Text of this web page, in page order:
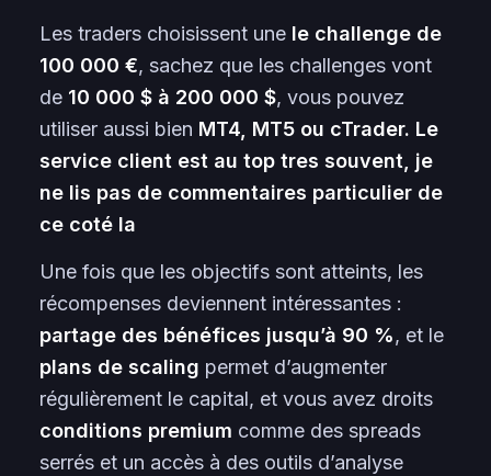
Les traders choisissent une le challenge de
100 000 €, sachez que les challenges vont
de 10 000 $ à 200 000 $, vous pouvez
utiliser aussi bien MT4, MT5 ou cTrader. Le
service client est au top tres souvent, je
ne lis pas de commentaires particulier de
ce coté la
Une fois que les objectifs sont atteints, les
récompenses deviennent intéressantes :
partage des bénéfices jusqu’à 90 %, et le
plans de scaling permet d’augmenter
régulièrement le capital, et vous avez droits
conditions premium comme des spreads
serrés et un accès à des outils d’analyse